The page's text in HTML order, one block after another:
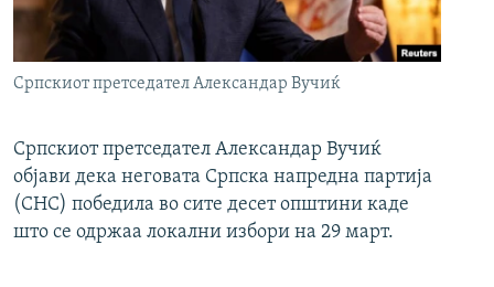
Српскиот претседател Александар Вучиќ
Српскиот претседател Александар Вучиќ
објави дека неговата Српска напредна партија
(СНС) победила во сите десет општини каде
што се одржаа локални избори на 29 март.